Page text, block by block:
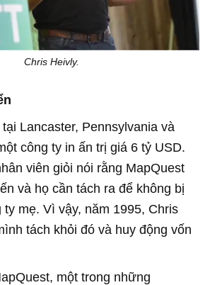
Chris Heivly.
Lancaster, Pennsylvania và
công ty in ấn trị giá 6 tỷ USD.
viên giỏi nói rằng MapQuest
và họ cần tách ra để không bị
mẹ. Vì vậy, năm 1995, Chris
tách khỏi đó và huy động vốn
một trong những